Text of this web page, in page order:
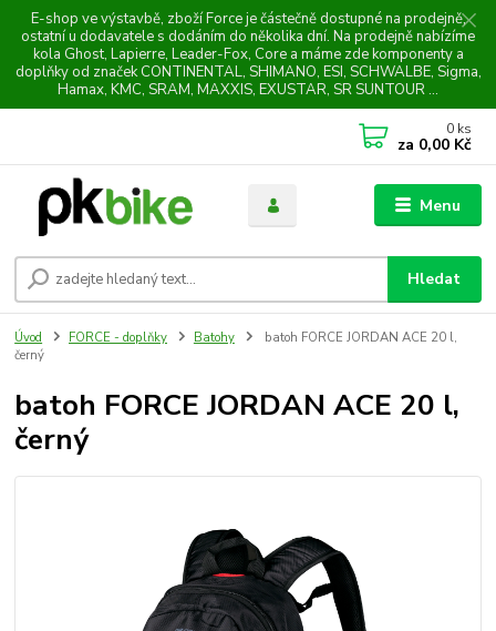
E-shop ve výstavbě, zboží Force je částečně dostupné na prodejně,
ostatní u dodavatele s dodáním do několika dní. Na prodejně nabízíme
kola Ghost, Lapierre, Leader-Fox, Core a máme zde komponenty a
doplňky od značek CONTINENTAL, SHIMANO, ESI, SCHWALBE, Sigma,
Hamax, KMC, SRAM, MAXXIS, EXUSTAR, SR SUNTOUR ...
Menu
Hledat
0 ks
za 0,00 Kč
Úvod FORCE - doplňky Batohy
batoh FORCE JORDAN ACE 20 l,
černý
batoh FORCE JORDAN ACE 20 l,
černý